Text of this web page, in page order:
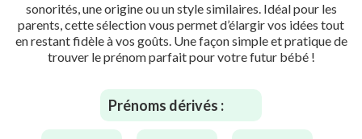
sonorités, une origine ou un style similaires. Idéal pour les
parents, cette sélection vous permet d’élargir vos idées tout
en restant fidèle à vos goûts. Une façon simple et pratique de
trouver le prénom parfait pour votre futur bébé !
Prénoms dérivés :